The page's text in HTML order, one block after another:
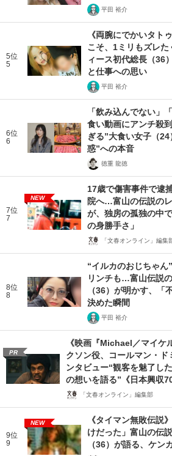
平田 裕介
5位
5
《両腕にでかいタト
こそ、1ミリもズレ
ィース初代総長（36
と仕事への思い
平田 裕介
6位
6
「飲み込んでない」
食い動画にアンチ殺
ぎる”大食い女子（
惑”への本音
徳重 龍徳
7位
7
NEW
17歳で傷害事件で逮
院へ…富山の伝説の
が、独房の孤独の中
の身勝手さ」
「文春オンライン」編集
8位
8
“イルカのおじちゃん
リンチも…富山伝説
（36）が明かす、「
決めた瞬間
平田 裕介
PR
《映画『Michael／マイケ
クソン役、コールマン・ド
ンタビュー“観客を魅了し
の想いを語る”《日本興収
「文春オンライン」編集部
9位
9
NEW
《タイマン無敗伝説
けだった」富山の伝
（36）が語る、ケン